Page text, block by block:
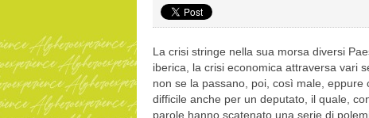
La crisi stringe nella sua morsa diversi
iberica, la crisi economica attraversa vari
non se la passano, poi, così male, eppure
difficile anche per un deputato, il quale,
parole hanno scatenato una serie di